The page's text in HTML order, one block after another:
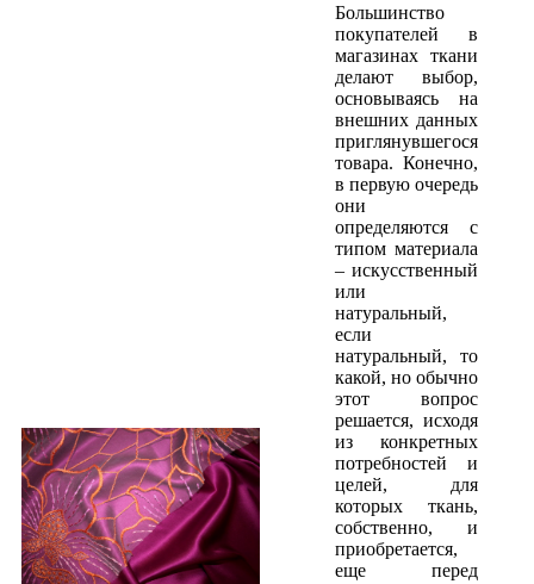
Большинство
покупателей в
магазинах ткани
делают выбор,
основываясь на
внешних данных
приглянувшегося
товара. Конечно,
в первую очередь
они
определяются с
типом материала
– искусственный
или
натуральный,
если
натуральный, то
какой, но обычно
этот вопрос
решается, исходя
из конкретных
потребностей и
целей, для
которых ткань,
собственно, и
приобретается,
еще перед